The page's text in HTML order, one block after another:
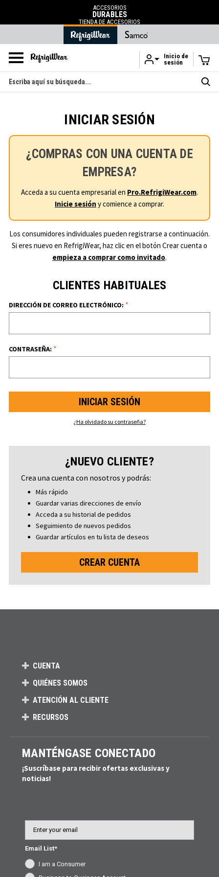
Ir al contenido principal
ACCESORIOS
DURABLES
TIENDA DE ACCESORIOS
Inicio de
sesión
Buscar
en
INICIAR SESIÓN
¿COMPRAS CON UNA CUENTA DE
EMPRESA?
Acceda a su cuenta empresarial en Pro.RefrigiWear.com.
Inicie sesión y comience a comprar.
Los consumidores individuales pueden registrarse a continuación.
Si eres nuevo en RefrigiWear, haz clic en el botón Crear cuenta o
empieza a comprar como invitado.
CLIENTES HABITUALES
DIRECCIÓN DE CORREO ELECTRÓNICO: *
CONTRASEÑA: *
¿Ha olvidado su contraseña?
¿NUEVO CLIENTE?
Crea una cuenta con nosotros y podrás:
Más rápido
Guardar varias direcciones de envío
Acceda a su historial de pedidos
Seguimiento de nuevos pedidos
Guardar artículos en tu lista de deseos
CREAR CUENTA
CUENTA
QUIÉNES SOMOS
ATENCIÓN AL CLIENTE
RECURSOS
MANTÉNGASE CONECTADO
¡Suscríbase para recibir ofertas exclusivas y
noticias!
Email List*
I am a Consumer